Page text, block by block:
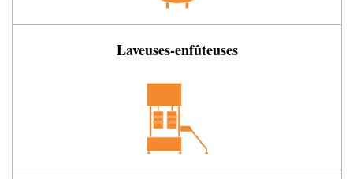
Laveuses-enfûteuses